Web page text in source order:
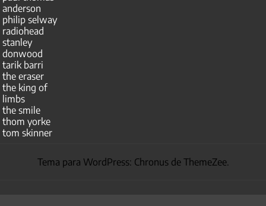
anderson
philip selway
radiohead
stanley
donwood
tarik barri
the eraser
the king of
limbs
the smile
thom yorke
tom skinner
Tema para WordPress: Chronus de ThemeZee.